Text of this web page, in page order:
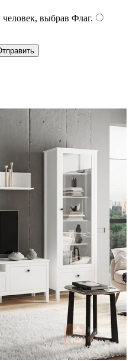
выбрав Флаг.